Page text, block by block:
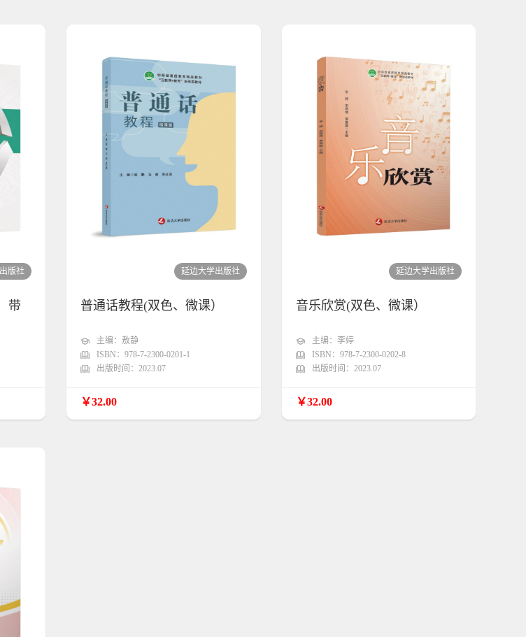
版社
带
延边大学出版社
普通话教程(双色、微课）
主编：敖静
ISBN：978-7-2300-0201-1
出版时间：2023.07
￥32.00
延边大学出版社
音乐欣赏(双色、微课）
主编：李婷
ISBN：978-7-2300-0202-8
出版时间：2023.07
￥32.00